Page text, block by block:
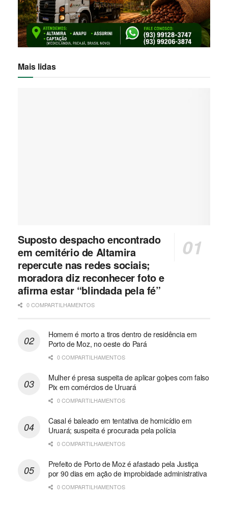
Mais lidas
Suposto despacho encontrado
em cemitério de Altamira
repercute nas redes sociais;
moradora diz reconhecer foto e
afirma estar “blindada pela fé”
0 COMPARTILHAMENTOS
Homem é morto a tiros dentro de residência em
Porto de Moz, no oeste do Pará
0 COMPARTILHAMENTOS
Mulher é presa suspeita de aplicar golpes com falso
Pix em comércios de Uruará
0 COMPARTILHAMENTOS
Casal é baleado em tentativa de homicídio em
Uruará; suspeita é procurada pela polícia
0 COMPARTILHAMENTOS
Prefeito de Porto de Moz é afastado pela Justiça
por 90 dias em ação de improbidade administrativa
0 COMPARTILHAMENTOS